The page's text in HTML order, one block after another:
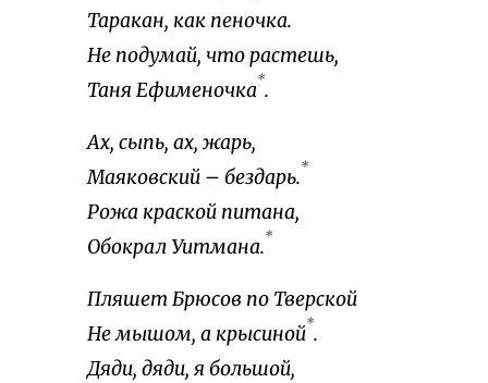
Таракан, как пеночка.
Не подумай, что растешь,
Таня Ефименочка*.
Ах, сыпь, ах, жарь,
Маяковский – бездарь.*
Рожа краской питана,
Обокрал Уитмана.*
Пляшет Брюсов по Тверской
Не мышом, а крысиной*.
Дяди, дяди, я большой,